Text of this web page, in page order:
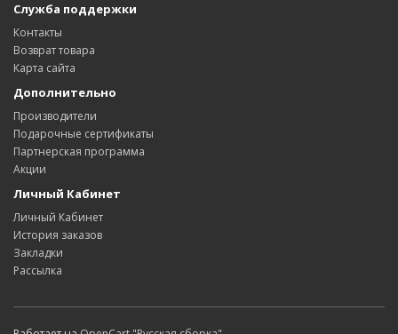
Служба поддержки
Контакты
Возврат товара
Карта сайта
Дополнительно
Производители
Подарочные сертификаты
Партнерская программа
Акции
Личный Кабинет
Личный Кабинет
История заказов
Закладки
Рассылка